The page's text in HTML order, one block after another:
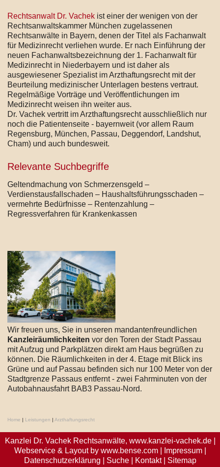
Rechtsanwalt Dr. Vachek ist einer der wenigen von der
Rechtsanwaltskammer München zugelassenen
Rechtsanwälte in Bayern, denen der Titel als Fachanwalt
für Medizinrecht verliehen wurde. Er nach Einführung der
neuen Fachanwaltsbezeichnung der 1. Fachanwalt für
Medizinrecht in Niederbayern und ist daher als
ausgewiesener Spezialist im Arzthaftungsrecht mit der
Beurteilung medizinischer Unterlagen bestens vertraut.
Regelmäßige Vorträge und Veröffentlichungen im
Medizinrecht weisen ihn weiter aus.
Dr. Vachek vertritt im Arzthaftungsrecht ausschließlich nur
noch die Patientenseite - bayernweit (vor allem Raum
Regensburg, München, Passau, Deggendorf, Landshut,
Cham) und auch bundesweit.
Relevante Suchbegriffe
Geltendmachung von Schmerzensgeld –
Verdienstausfallschaden – Haushaltsführungsschaden –
vermehrte Bedürfnisse – Rentenzahlung –
Regressverfahren für Krankenkassen
Wir freuen uns, Sie in unseren mandantenfreundlichen
Kanzleiräumlichkeiten vor den Toren der Stadt Passau
mit Aufzug und Parkplätzen direkt am Haus begrüßen zu
können. Die Räumlichkeiten in der 4. Etage mit Blick ins
Grüne und auf Passau befinden sich nur 100 Meter von der
Stadtgrenze Passaus entfernt - zwei Fahrminuten von der
Autobahnausfahrt BAB3 Passau-Nord.
Home | Leistungen | Arzthaftungsrecht
Kanzlei Dr. Vachek Rechtsanwälte, www.kanzlei-vachek.de|
Webservice & Layout by www.bense.com| Impressum|
Datenschutzerklärung
Suche| Kontakt| Sitemap